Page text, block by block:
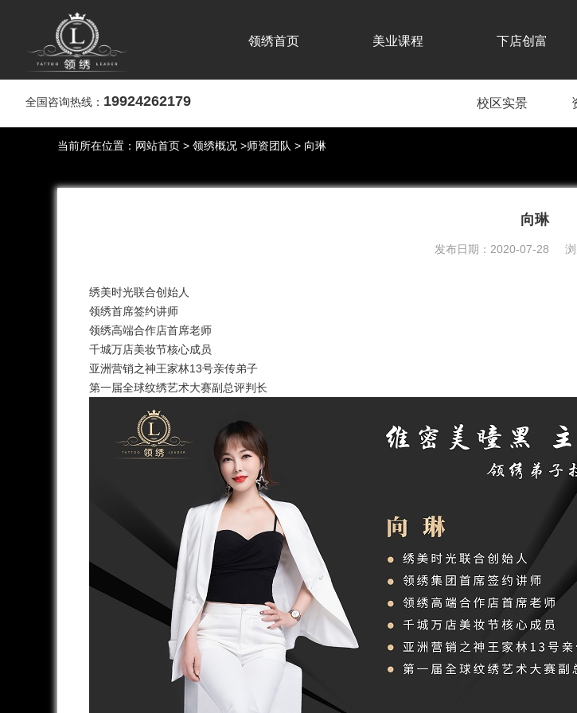
领绣首页 美业课程 下店创富
全国咨询热线： 19924262179 校区实景
当前所在位置： 网站首页 > 领绣概况 >师资团队 > 向琳
向琳
发布日期：2020-07-28 浏
绣美时光联合创始人
领绣首席签约讲师
领绣高端合作店首席老师
千城万店美妆节核心成员
亚洲营销之神王家林13号亲传弟子
第一届全球纹绣艺术大赛副总评判长